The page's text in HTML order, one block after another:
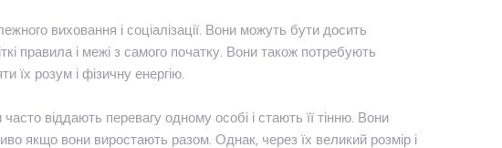
виховання і соціалізації. Вони можуть бути досить
правила і межі з самого початку. Вони також потребують
їх розум і фізичну енергію.
віддають перевагу одному особі і стають її тінню. Вони
якщо вони виростають разом. Однак, через їх великий розмір і